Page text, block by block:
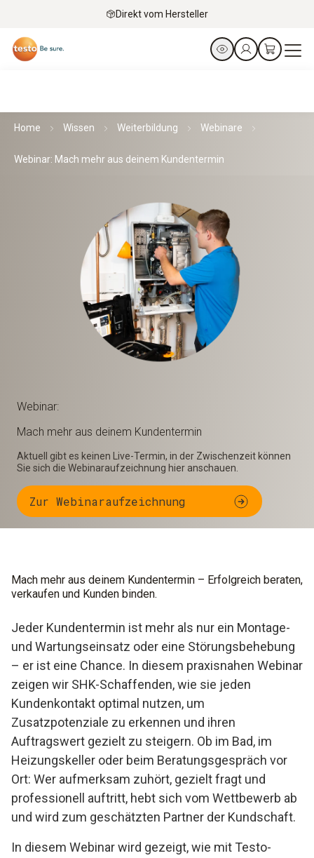
Direkt vom Hersteller
Home Wissen Weiterbildung Webinare
Webinar: Mach mehr aus deinem Kundentermin
Webinar:
Mach mehr aus deinem Kundentermin
Aktuell gibt es keinen Live-Termin, in der Zwischenzeit können
Sie sich die Webinaraufzeichnung hier anschauen.
Zur Webinaraufzeichnung
Mach mehr aus deinem Kundentermin – Erfolgreich beraten,
verkaufen und Kunden binden.
Jeder Kundentermin ist mehr als nur ein Montage-
und Wartungseinsatz oder eine Störungsbehebung
– er ist eine Chance. In diesem praxisnahen Webinar
zeigen wir SHK-Schaffenden, wie sie jeden
Kundenkontakt optimal nutzen, um
Zusatzpotenziale zu erkennen und ihren
Auftragswert gezielt zu steigern. Ob im Bad, im
Heizungskeller oder beim Beratungsgespräch vor
Ort: Wer aufmerksam zuhört, gezielt fragt und
professionell auftritt, hebt sich vom Wettbewerb ab
und wird zum geschätzten Partner der Kundschaft.
In diesem Webinar wird gezeigt, wie mit Testo-